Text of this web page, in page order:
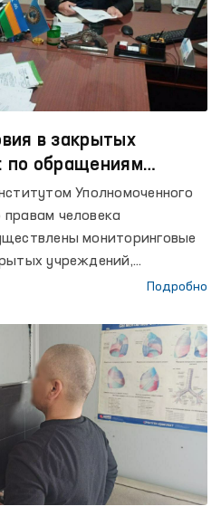
в закрытых
по обращениям
помощь
Уполномоченного
человека
мониторинговые
учреждений,
Каракалпакстан,
и городе Ташкенте.
Подробно